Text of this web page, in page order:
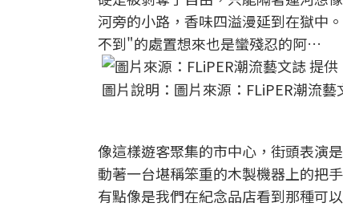
河旁的小路，香味四溢漫延到在獄中
不到"的處置想來也是蠻殘忍的阿…
圖片說明：圖片來源：FLiPER潮流藝
像這樣遊客聚集的市中心，街頭表演
動著一台堪稱笨重的木製機器上的把
有點像是我們在紀念品店看到那種可